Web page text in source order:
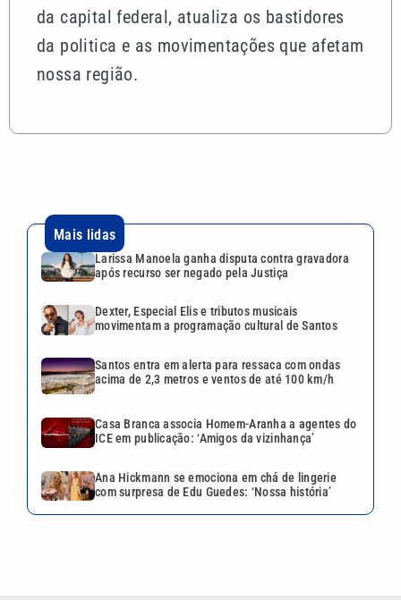
da capital federal, atualiza os bastidores
da politica e as movimentações que afetam
nossa região.
Mais lidas
Larissa Manoela ganha disputa contra gravadora
após recurso ser negado pela Justiça
Dexter, Especial Elis e tributos musicais
movimentam a programação cultural de Santos
Santos entra em alerta para ressaca com ondas
acima de 2,3 metros e ventos de até 100 km/h
Casa Branca associa Homem-Aranha a agentes do
ICE em publicação: ‘Amigos da vizinhança’
Ana Hickmann se emociona em chá de lingerie
com surpresa de Edu Guedes: ‘Nossa história’